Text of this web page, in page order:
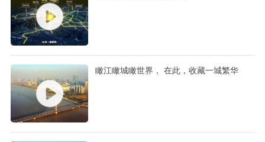
瞰江瞰城瞰世界， 在此，收藏一城繁华